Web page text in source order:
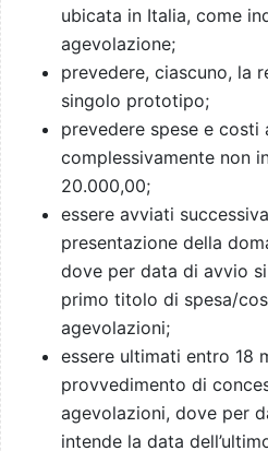
ubicata in Italia, come
agevolazione;
prevedere, ciascuno, la
singolo prototipo;
prevedere spese e costi
complessivamente non
20.000,00;
essere avviati
presentazione della
dove per data di avvio
primo titolo di spesa/
agevolazioni;
essere ultimati entro 18
provvedimento di
agevolazioni, dove per
intende la data